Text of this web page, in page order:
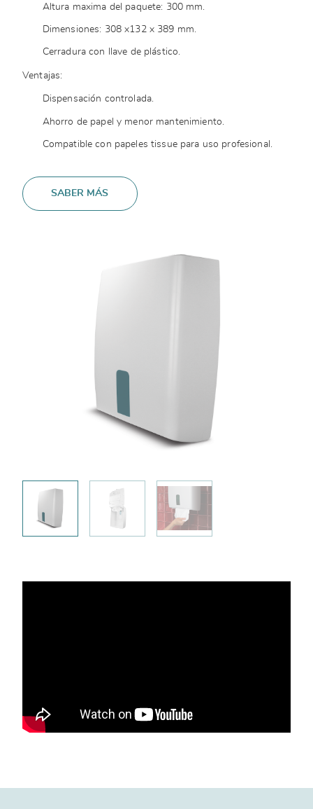
Altura maxima del paquete: 300 mm.
Dimensiones: 308 x132 x 389 mm.
Cerradura con llave de plástico.
Ventajas:
Dispensación controlada.
Ahorro de papel y menor mantenimiento.
Compatible con papeles tissue para uso profesional.
SABER MÁS